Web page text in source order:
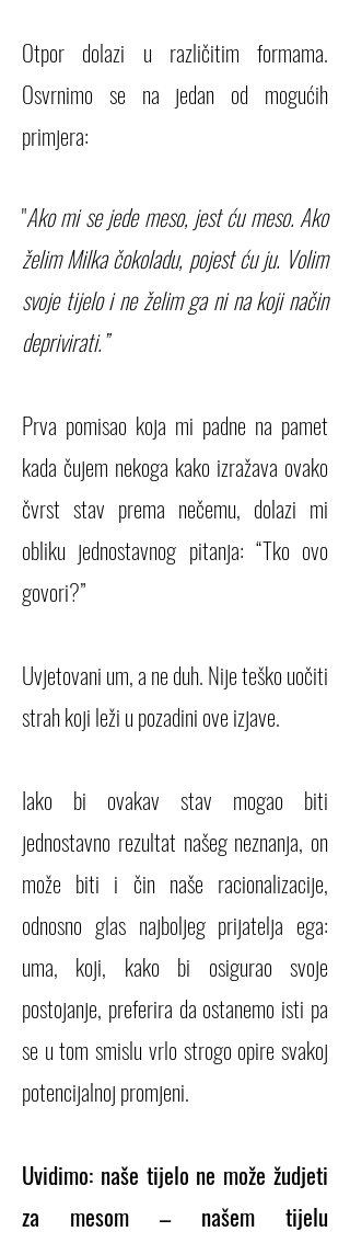
Otpor dolazi u različitim formama.
Osvrnimo se na jedan od mogućih
primjera:
"Ako mi se jede meso, jest ću meso. Ako
želim Milka čokoladu, pojest ću ju. Volim
svoje tijelo i ne želim ga ni na koji način
deprivirati.”
Prva pomisao koja mi padne na pamet
kada čujem nekoga kako izražava ovako
čvrst stav prema nečemu, dolazi mi
obliku jednostavnog pitanja: “Tko ovo
govori?”
Uvjetovani um, a ne duh. Nije teško uočiti
strah koji leži u pozadini ove izjave.
Iako bi ovakav stav mogao biti
jednostavno rezultat našeg neznanja, on
može biti i čin naše racionalizacije,
odnosno glas najboljeg prijatelja ega:
uma, koji, kako bi osigurao svoje
postojanje, preferira da ostanemo isti pa
se u tom smislu vrlo strogo opire svakoj
potencijalnoj promjeni.
Uvidimo: naše tijelo ne može žudjeti
za mesom – našem tijelu